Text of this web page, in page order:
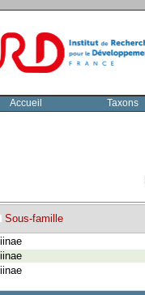
Accueil Taxons
Sous-famille